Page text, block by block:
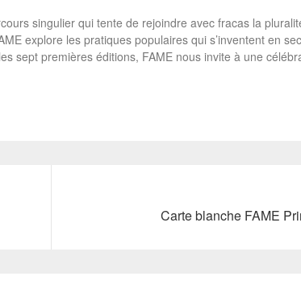
singulier qui tente de rejoindre avec fracas la
explore les pratiques populaires qui s’inventent en
sept premières éditions, FAME nous invite à une
Carte blanche FAME